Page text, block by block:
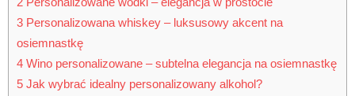
3 Personalizowana whiskey – luksusowy akcent na
osiemnastkę
4 Wino personalizowane – subtelna elegancja na osiemnastkę
5 Jak wybrać idealny personalizowany alkohol?